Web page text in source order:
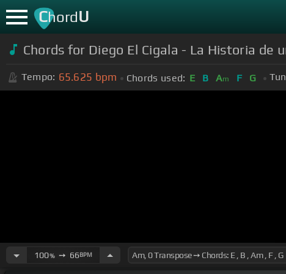
ChordU
Chords for Diego El Cigala - La Historia de
Tempo: 65.625 bpm Chords used: E B Am F G
100%➙ 66BPM